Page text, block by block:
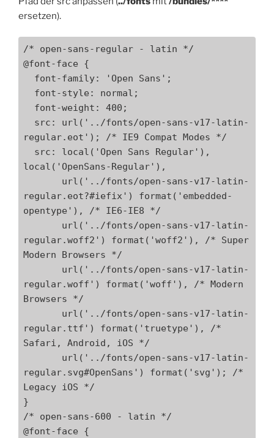
ersetzen).
/* open-sans-regular - latin */
@font-face {
regular.eot'); /* IE9 Compat Modes */
local('OpenSans-Regular'),
regular.eot?#iefix') format('embedded-
opentype'), /* IE6-IE8 */
regular.woff2') format('woff2'), /* Super
Modern Browsers */
regular.woff') format('woff'), /* Modern
Browsers */
regular.ttf') format('truetype'), /*
Safari, Android, iOS */
regular.svg#OpenSans') format('svg'); /*
Legacy iOS */
}
/* open-sans-600 - latin */
@font-face {